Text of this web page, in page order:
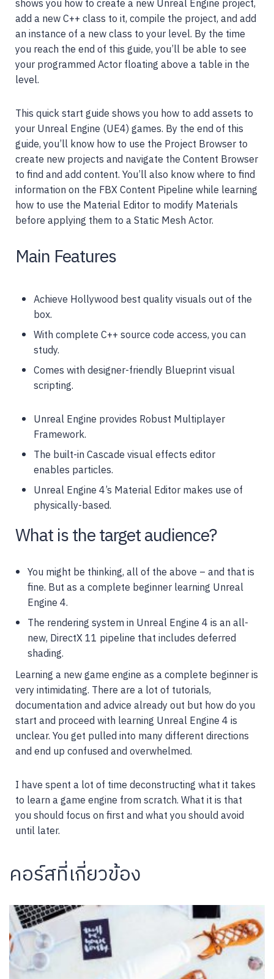
shows you how to create a new Unreal Engine project,
add a new C++ class to it, compile the project, and add
an instance of a new class to your level. By the time
you reach the end of this guide, you’ll be able to see
your programmed Actor floating above a table in the
level.
This quick start guide shows you how to add assets to
your Unreal Engine (UE4) games. By the end of this
guide, you’ll know how to use the Project Browser to
create new projects and navigate the Content Browser
to find and add content. You’ll also know where to find
information on the FBX Content Pipeline while learning
how to use the Material Editor to modify Materials
before applying them to a Static Mesh Actor.
Main Features
Achieve Hollywood best quality visuals out of the
box.
With complete C++ source code access, you can
study.
Comes with designer-friendly Blueprint visual
scripting.
Unreal Engine provides Robust Multiplayer
Framework.
The built-in Cascade visual effects editor
enables particles.
Unreal Engine 4’s Material Editor makes use of
physically-based.
What is the target audience?
You might be thinking, all of the above – and that is
fine. But as a complete beginner learning Unreal
Engine 4.
The rendering system in Unreal Engine 4 is an all-
new, DirectX 11 pipeline that includes deferred
shading.
Learning a new game engine as a complete beginner is
very intimidating. There are a lot of tutorials,
documentation and advice already out but how do you
start and proceed with learning Unreal Engine 4 is
unclear. You get pulled into many different directions
and end up confused and overwhelmed.
I have spent a lot of time deconstructing what it takes
to learn a game engine from scratch. What it is that
you should focus on first and what you should avoid
until later.
คอร์สที่เกี่ยวข้อง